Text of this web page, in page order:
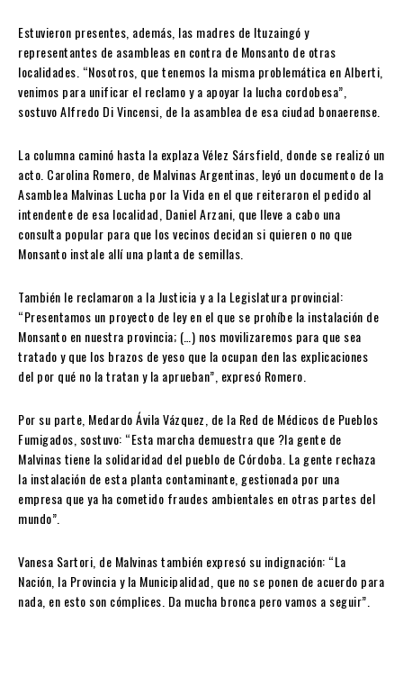
Estuvieron presentes, además, las madres de Ituzaingó y
representantes de asambleas en contra de Monsanto de otras
localidades. “Nosotros, que tenemos la misma problemática en Alberti,
venimos para unificar el reclamo y a apoyar la lucha cordobesa”,
sostuvo Alfredo Di Vincensi, de la asamblea de esa ciudad bonaerense.
La columna caminó hasta la explaza Vélez Sársfield, donde se realizó un
acto. Carolina Romero, de Malvinas Argentinas, leyó un documento de la
Asamblea Malvinas Lucha por la Vida en el que reiteraron el pedido al
intendente de esa localidad, Daniel Arzani, que lleve a cabo una
consulta popular para que los vecinos decidan si quieren o no que
Monsanto instale allí una planta de semillas.
También le reclamaron a la Justicia y a la Legislatura provincial:
“Presentamos un proyecto de ley en el que se prohíbe la instalación de
Monsanto en nuestra provincia; (…) nos movilizaremos para que sea
tratado y que los brazos de yeso que la ocupan den las explicaciones
del por qué no la tratan y la aprueban”, expresó Romero.
Por su parte, Medardo Ávila Vázquez, de la Red de Médicos de Pueblos
Fumigados, sostuvo: “Esta marcha demuestra que ?la gente de
Malvinas tiene la solidaridad del pueblo de Córdoba. La gente rechaza
la instalación de esta planta contaminante, gestionada por una
empresa que ya ha cometido fraudes ambientales en otras partes del
mundo”.
Vanesa Sartori, de Malvinas también expresó su indignación: “La
Nación, la Provincia y la Municipalidad, que no se ponen de acuerdo para
nada, en esto son cómplices. Da mucha bronca pero vamos a seguir”.